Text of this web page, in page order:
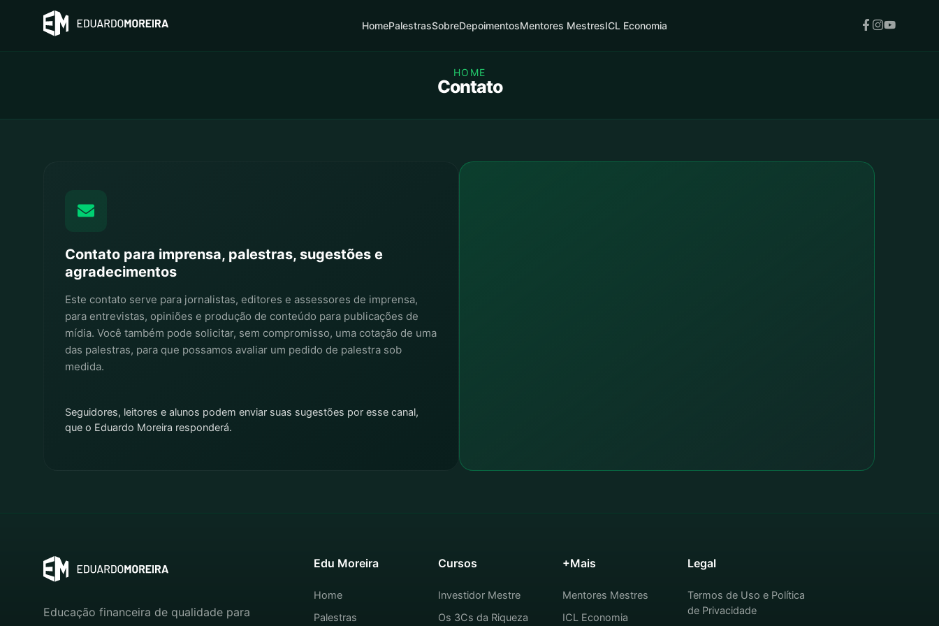
HomePalestrasSobreDepoimentosMentores MestresICL Economia
HOME
Contato
Contato para imprensa, palestras, sugestões e
agradecimentos
Este contato serve para jornalistas, editores e assessores de imprensa,
para entrevistas, opiniões e produção de conteúdo para publicações de
mídia. Você também pode solicitar, sem compromisso, uma cotação de uma
das palestras, para que possamos avaliar um pedido de palestra sob
medida.
Seguidores, leitores e alunos podem enviar suas sugestões por esse canal,
que o Eduardo Moreira responderá.
Educação financeira de qualidade para
Edu Moreira
Home
Palestras
Cursos
Investidor Mestre
Os 3Cs da Riqueza
+Mais
Mentores Mestres
ICL Economia
Legal
Termos de Uso e Política
de Privacidade